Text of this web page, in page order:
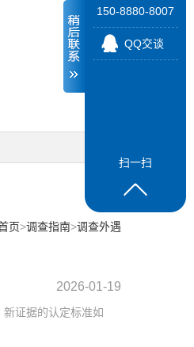
页>调查指南>调查外遇
2026-01-19
证据的认定标准如
150-8880-8007
QQ交谈
扫一扫